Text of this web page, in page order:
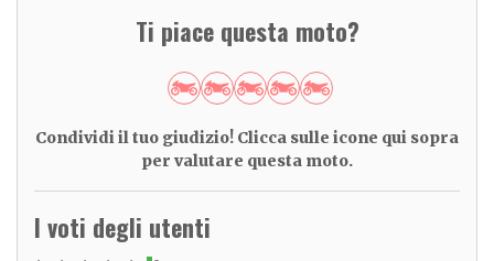
Ti piace questa moto?
Condividi il tuo giudizio! Clicca sulle icone qui sopra
per valutare questa moto.
I voti degli utenti